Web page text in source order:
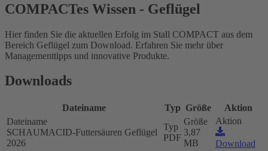
COMPACTes Wissen - Geflügel
Hier finden Sie die aktuellen Erfolg im Stall COMPACT aus dem
Bereich Geflügel zum Download. Erfahren Sie mehr über
Managementtipps und innovative Produkte.
Downloads
Dateiname Typ Größe
Aktion
Dateiname
SCHAUMACID-Futtersäuren Geflügel
2026
Typ
PDF
Größe
3,87
MB
Aktion
Download